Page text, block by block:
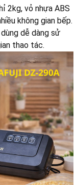
2kg, vỏ nhựa ABS
không gian bếp.
dễ dàng sử
thao tác.